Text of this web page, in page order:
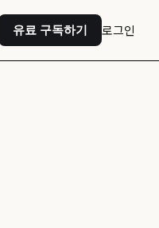
유료 구독하기 로그인